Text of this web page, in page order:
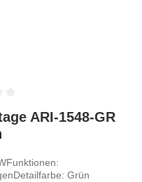
0 von 5 Sternen
ARI-1548-GR
Grün